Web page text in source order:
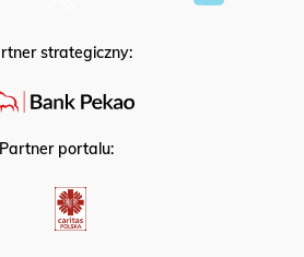
strategiczny:
Partner portalu: